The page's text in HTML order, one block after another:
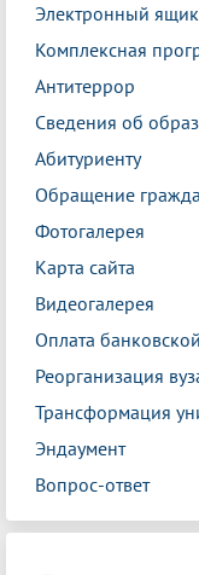
Электронный
Комплексная
Антитеррор
Сведения об
Абитуриенту
Обращение
Фотогалерея
Карта сайта
Видеогалерея
Оплата
Реорганизация
Трансформация
Эндаумент
Вопрос-ответ